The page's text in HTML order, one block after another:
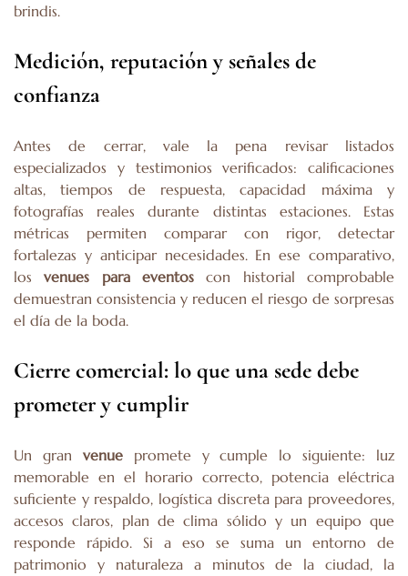
brindis.
Medición, reputación y señales de
confianza
Antes de cerrar, vale la pena revisar listados
especializados y testimonios verificados: calificaciones
altas, tiempos de respuesta, capacidad máxima y
fotografías reales durante distintas estaciones. Estas
métricas permiten comparar con rigor, detectar
fortalezas y anticipar necesidades. En ese comparativo,
losvenues para eventos con historial comprobable
demuestran consistencia y reducen el riesgo de sorpresas
el día de la boda.
Cierre comercial: lo que una sede debe
prometer y cumplir
Un gran venuepromete y cumple lo siguiente: luz
memorable en el horario correcto, potencia eléctrica
suficiente y respaldo, logística discreta para proveedores,
accesos claros, plan de clima sólido y un equipo que
responde rápido. Si a eso se suma un entorno de
patrimonio y naturaleza a minutos de la ciudad, la